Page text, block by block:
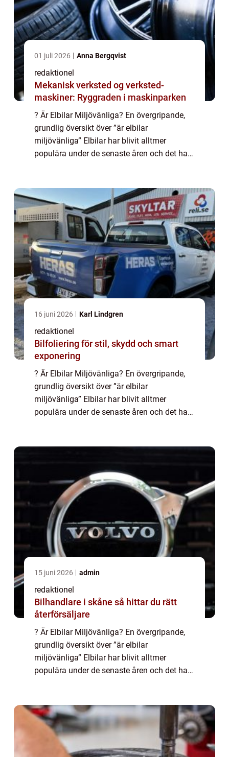
01 juli 2026 Anna Bergqvist
redaktionel
Mekanisk verksted og verksted-
maskiner: Ryggraden i maskinparken
? Är Elbilar Miljövänliga? En övergripande,
grundlig översikt över ”är elbilar
miljövänliga” Elbilar har blivit alltmer
populära under de senaste åren och det har
16 juni 2026 Karl Lindgren
redaktionel
Bilfoliering för stil, skydd och smart
exponering
? Är Elbilar Miljövänliga? En övergripande,
grundlig översikt över ”är elbilar
miljövänliga” Elbilar har blivit alltmer
populära under de senaste åren och det har
15 juni 2026 admin
redaktionel
Bilhandlare i skåne så hittar du rätt
återförsäljare
? Är Elbilar Miljövänliga? En övergripande,
grundlig översikt över ”är elbilar
miljövänliga” Elbilar har blivit alltmer
populära under de senaste åren och det har